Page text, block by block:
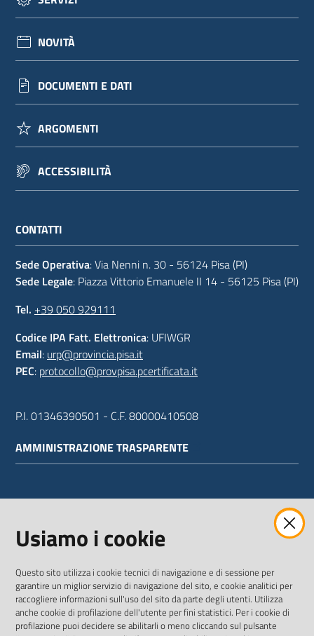
NOVITÀ
DOCUMENTI E DATI
ARGOMENTI
ACCESSIBILITÀ
CONTATTI
Sede Operativa: Via Nenni n. 30 - 56124 Pisa (PI)
Sede Legale: Piazza Vittorio Emanuele II 14 - 56125 Pisa (PI)
Tel. +39 050 929111
Codice IPA Fatt. Elettronica: UFIWGR
Email: urp@provincia.pisa.it
PEC: protocollo@provpisa.pcertificata.it
P.I. 01346390501 - C.F. 80000410508
AMMINISTRAZIONE TRASPARENTE
SEGUICI SU
TwitterFacebookYoutube
Usiamo i cookie
Questo sito utilizza i cookie tecnici di navigazione e di sessione per
garantire un miglior servizio di navigazione del sito, e cookie analitici per
raccogliere informazioni sull'uso del sito da parte degli utenti. Utilizza
anche cookie di profilazione dell'utente per fini statistici. Per i cookie di
profilazione puoi decidere se abilitarli o meno cliccando sul pulsante